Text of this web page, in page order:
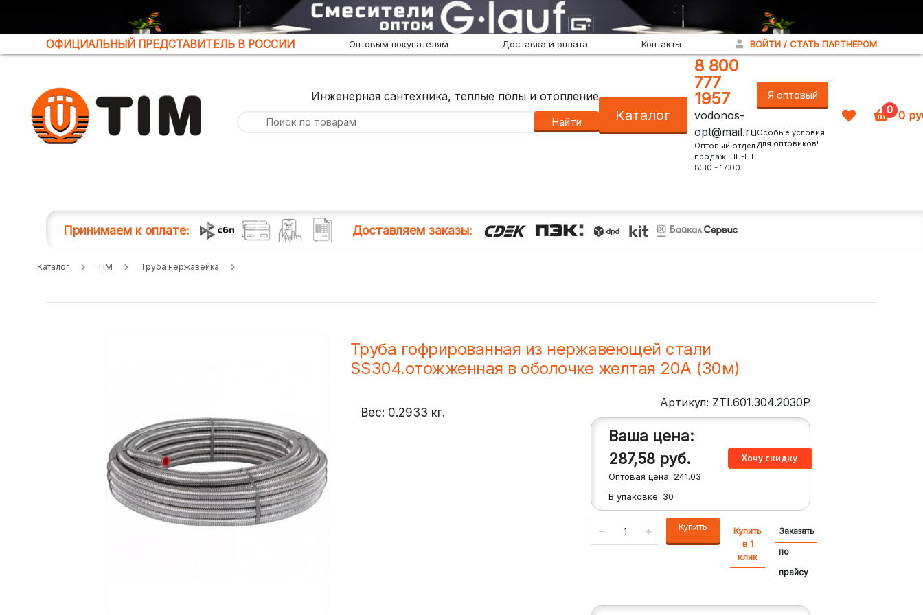
ОФИЦИАЛЬНЫЙ ПРЕДСТАВИТЕЛЬ В РОССИИ Оптовым покупателям Доставка и оплата Контакты ВОЙТИ / СТАТЬ ПАРТНЕРОМ
Инженерная сантехника, теплые полы и отопление
Найти Каталог
8 800
777
1957
vodonos-
opt@mail.ru
Оптовый отдел
продаж: ПН-ПТ
8:30 - 17:00
Я оптовый
Особые условия
для оптовиков!
0 0
Принимаем к оплате: Доставляем заказы:
Каталог TIM Труба нержавейка
Труба гофрированная из нержавеющей стали
SS304.отожженная в оболочке желтая 20A (30м)
Вес: 0.2933 кг.
Артикул: ZTI.601.304.2030P
Ваша цена:
287,58 руб.
Оптовая цена: 241.03
В упаковке: 30
Купить
Купить
в 1
клик
Заказать
по
прайсу